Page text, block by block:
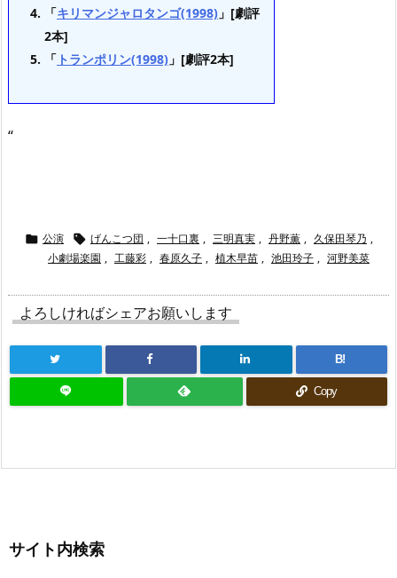
「キリマンジャロタンゴ(1998) 」[劇評
2本]
「 トランポリン(1998) 」[劇評2本]
“
 公演  げんこつ団 , 一十口裏 , 三明真実 , 丹野薫 , 久保田琴乃 ,
小劇場楽園 , 工藤彩 , 春原久子 , 植木早苗 , 池田玲子 , 河野美菜
よろしければシェアお願いします
B!
Copy
サイト内検索